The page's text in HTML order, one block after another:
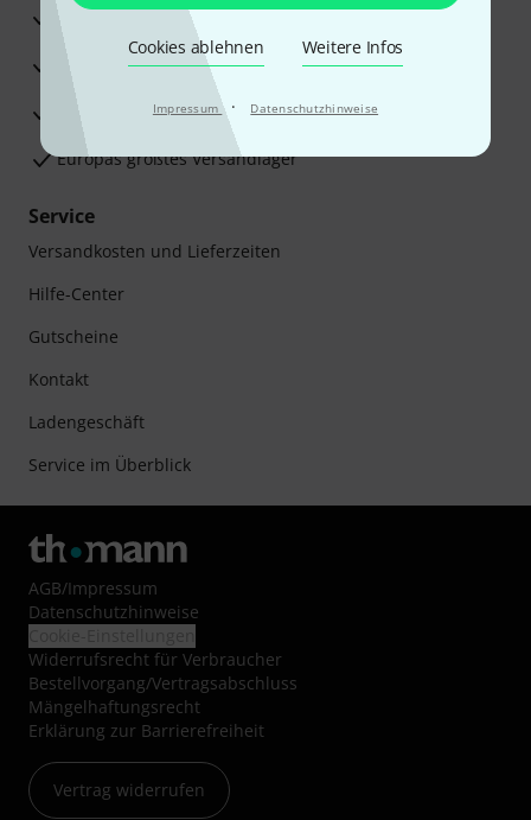
Cookies ablehnen Weitere Infos
Impressum · Datenschutzhinweise
Reparaturservice
Beratung durch Fachexperten
Zufriedenheitsgarantie
Europas größtes Versandlager
Service
Versandkosten und Lieferzeiten
Hilfe-Center
Gutscheine
Kontakt
Ladengeschäft
Service im Überblick
AGB/Impressum
Datenschutzhinweise
Widerrufsrecht für Verbraucher
Bestellvorgang/Vertragsabschluss
Mängelhaftungsrecht
Erklärung zur Barrierefreiheit
Vertrag widerrufen